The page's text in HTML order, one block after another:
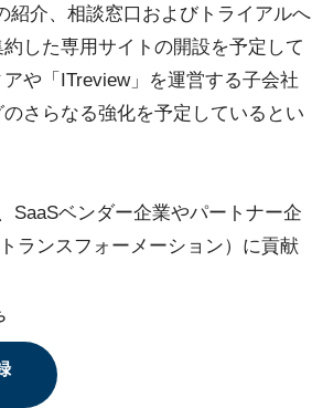
紹介、相談窓口およびトライアルへ
した専用サイトの開設を予定して
や「ITreview」を運営する子会社
さらなる強化を予定しているとい
SaaSベンダー企業やパートナー企
ランスフォーメーション）に貢献